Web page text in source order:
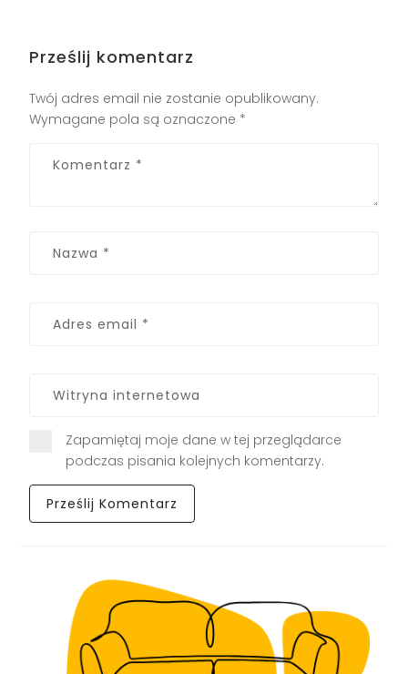
Prześlij komentarz
Twój adres email nie zostanie opublikowany.
Wymagane pola są oznaczone *
Zapamiętaj moje dane w tej przeglądarce
podczas pisania kolejnych komentarzy.